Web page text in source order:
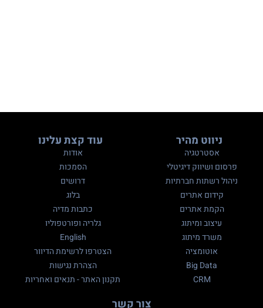
ניווט מהיר
אסטרטגיה
פרסום ושיווק דיגיטלי
ניהול רשתות חברתיות
קידום אתרים
הקמת אתרים
עיצוב ומיתוג
משרד מיתוג
אוטומציה
Big Data
CRM
עוד קצת עלינו
אודות
הסמכות
דרושים
בלוג
כתבות מדיה
גלריה ופורטפוליו
English
הצטרפו לרשימת הדיוור
הצהרת נגישות
תקנון האתר - תנאים ואחריות
צור קשר